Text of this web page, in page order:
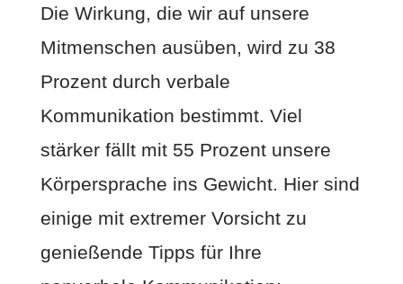
Die Wirkung, die wir auf unsere
Mitmenschen ausüben, wird zu 38
Prozent durch verbale
Kommunikation bestimmt. Viel
stärker fällt mit 55 Prozent unsere
Körpersprache ins Gewicht. Hier sind
einige mit extremer Vorsicht zu
genießende Tipps für Ihre